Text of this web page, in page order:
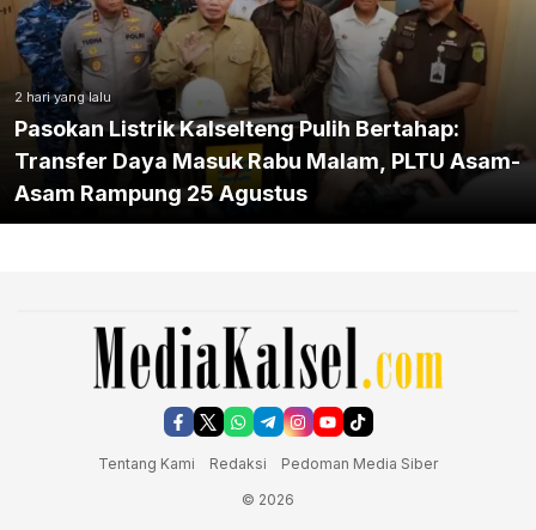
2 hari yang lalu
Pasokan Listrik Kalselteng Pulih Bertahap:
Transfer Daya Masuk Rabu Malam, PLTU Asam-
Asam Rampung 25 Agustus
Tentang Kami Redaksi
Pedoman Media Siber
© 2026